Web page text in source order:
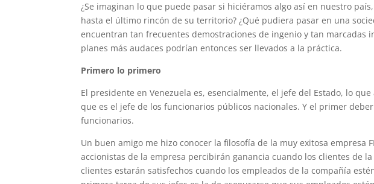
¿Se imaginan lo que puede pasar si hiciéramos algo así en nuestro
hasta el último rincón de su territorio? ¿Qué pudiera pasar en una
encuentran tan frecuentes demostraciones de ingenio y tan marcadas
planes más audaces podrían entonces ser llevados a la práctica.
Primero lo primero
El presidente en Venezuela es, esencialmente, el jefe del Estado, lo
que es el jefe de los funcionarios públicos nacionales. Y el primer
funcionarios.
Un buen amigo me hizo conocer la filosofía de la muy exitosa empresa
accionistas de la empresa percibirán ganancia cuando los clientes de
clientes estarán satisfechos cuando los empleados de la compañía